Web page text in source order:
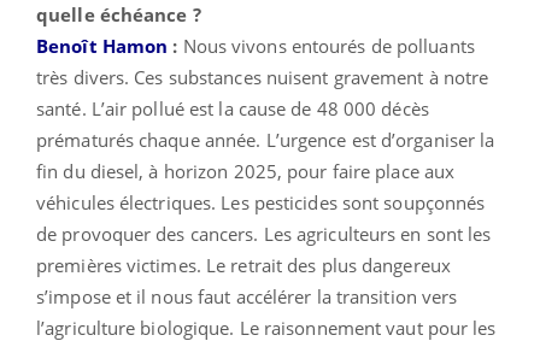
quelle échéance ?
Benoît Hamon : Nous vivons entourés de polluants
très divers. Ces substances nuisent gravement à notre
santé. L’air pollué est la cause de 48 000 décès
prématurés chaque année. L’urgence est d’organiser la
fin du diesel, à horizon 2025, pour faire place aux
véhicules électriques. Les pesticides sont soupçonnés
de provoquer des cancers. Les agriculteurs en sont les
premières victimes. Le retrait des plus dangereux
s’impose et il nous faut accélérer la transition vers
l’agriculture biologique. Le raisonnement vaut pour les